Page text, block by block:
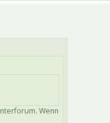
Wenn